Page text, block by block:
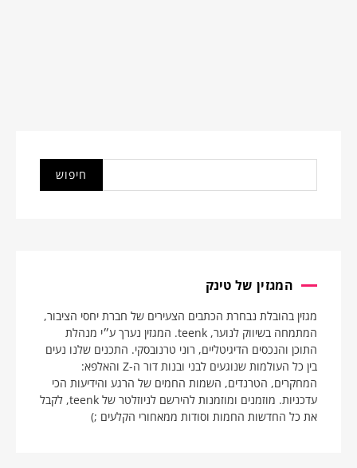
המגזין של טינק
מגזין בהובלת נבחרת הכתבים הצעירים של חברת יחסי הציבור,
המתמחה בשיווק לנוער, teenk. המגזין נערך ע״י מנהלת
התוכן והנכסים הדיגיטליים, רוני טרנובסקי. התכנים שלנו נעים
בין כל העולמות שנוגעים לבני ובנות דור ה-Z והאלפא:
המחקרים, הטרנדים, השמות החמים של הרגע והידיעות הכי
עדכניות. מוזמנים ומוזמנות להירשם לניוזלטר של teenk, לקבל
את כל החדשות החמות וסודות ממאחורי הקלעים ;)